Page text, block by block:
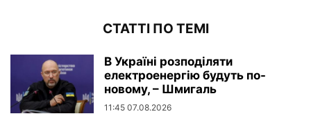
СТАТТІ ПО ТЕМІ
В Україні розподіляти
електроенергію будуть по-
новому, – Шмигаль
11:45 07.08.2026